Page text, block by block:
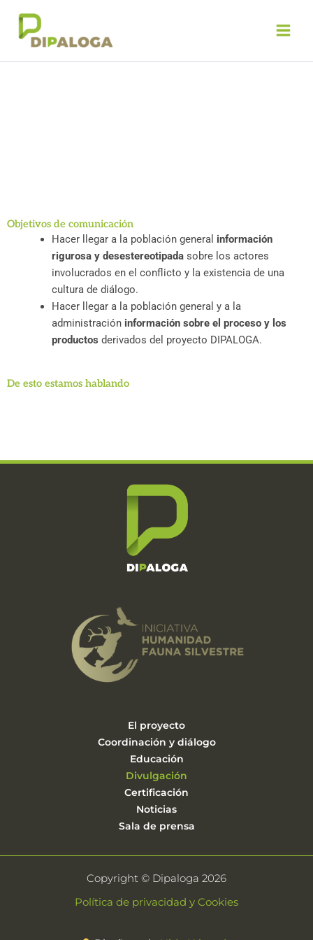
contenido
Objetivos de comunicación
Hacer llegar a la población general información
rigurosa y desestereotipada sobre los actores
involucrados en el conflicto y la existencia de una
cultura de diálogo.
Hacer llegar a la población general y a la
administración información sobre el proceso y los
productos derivados del proyecto DIPALOGA.
De esto estamos hablando
El proyecto
Coordinación y diálogo
Educación
Divulgación
Certificación
Noticias
Sala de prensa
Copyright © Dipaloga 2026
Política de privacidad y Cookies